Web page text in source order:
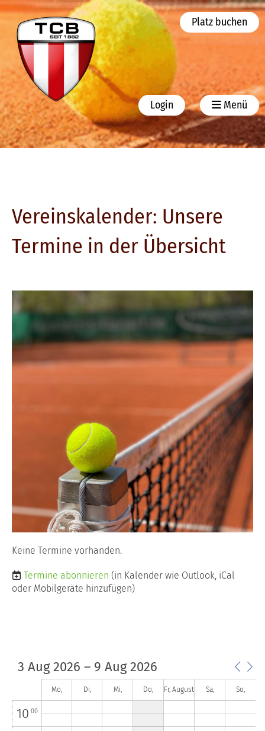
Platz buchen
Login Menü
Vereinskalender: Unsere
Termine in der Übersicht
Keine Termine vorhanden.
Termine abonnieren (in Kalender wie Outlook, iCal
oder Mobilgeräte hinzufügen)
3 Aug 2026 – 9 Aug 2026
Mo, Di, Mi, Do, Fr, August Sa, So,
2
3
400
500
8
10 00